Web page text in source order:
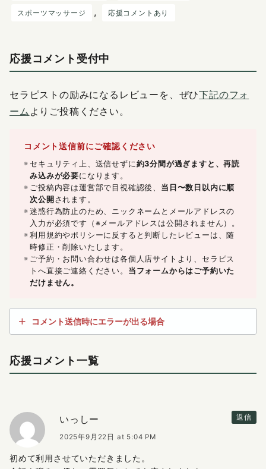
スポーツマッサージ , 応援コメントあり
応援コメント受付中
セラピストの励みになるレビューを、ぜひ下記のフォ
ーム よりご投稿ください。
コメント送信前にご確認ください
セキュリティ上、送信せずに約3分間が過ぎますと、再読
み込みが必要になります。
ご投稿内容は運営部で目視確認後、 当日〜数日以内に順
次公開 されます。
迷惑行為防止のため、ニックネームとメールアドレスの
入力が必須です（※メールアドレスは公開されません）。
利用規約やポリシーに反すると判断したレビューは、随
時修正・削除いたします。
ご予約・お問い合わせは各個人店サイトより、セラピス
トへ直接ご連絡ください。 当フォームからはご予約いた
だけません。
コメント送信時にエラーが出る場合
応援コメント一覧
返信
いっしー
2025年9月22日 at 5:04 PM
初めて利用させていただきました。